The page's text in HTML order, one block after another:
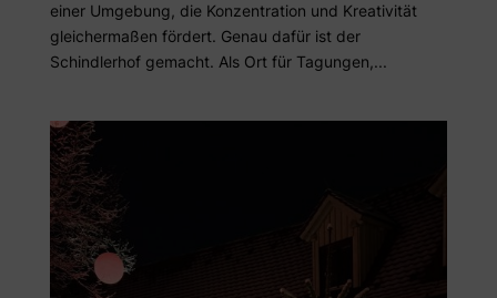
einer Umgebung, die Konzentration und Kreativität
gleichermaßen fördert. Genau dafür ist der
Schindlerhof gemacht. Als Ort für Tagungen,...